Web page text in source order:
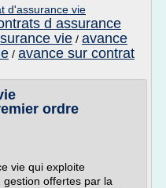
d'assurance vie
d assurance
vie / avance
/ avance sur contrat
ordre
vie qui exploite
offertes par la